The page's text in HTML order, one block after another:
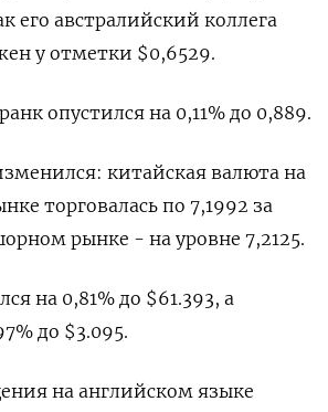
его австралийский коллега
у отметки $0,6529​.
опустился на 0,11% до 0,889​.
китайская валюта на
торговалась по 7,1992​ за
рынке - на уровне 7,2125.
на 0,81% до $61.393, а
до $3.095.
на английском языке